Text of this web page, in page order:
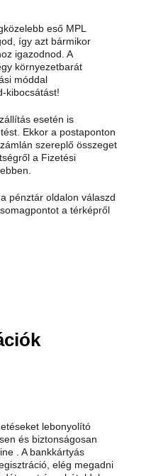
eső MPL
így azt bármikor
igazodnod. A
környezetbarát
móddal
kibocsátást!
esetén is
Ekkor a postaponton
szereplő összeget
a Fizetési
pénztár oldalon válaszd
a térképről
lebonyolító
és biztonságosan
. A bankkártyás
elég megadni